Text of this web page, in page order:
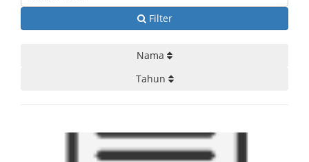
Filter
Nama
Tahun